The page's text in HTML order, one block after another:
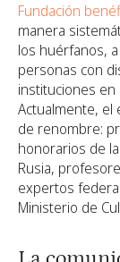
Fundación
manera
los huérfanos,
personas con
instituciones en
Actualmente, el
de renombre:
honorarios de
Rusia,
expertos
Ministerio de